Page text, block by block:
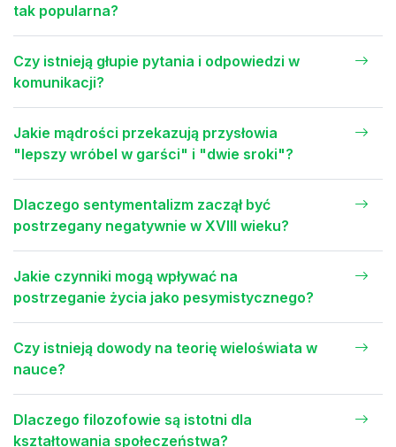
tak popularna?
Czy istnieją głupie pytania i odpowiedzi w
komunikacji?
Jakie mądrości przekazują przysłowia
"lepszy wróbel w garści" i "dwie sroki"?
Dlaczego sentymentalizm zaczął być
postrzegany negatywnie w XVIII wieku?
Jakie czynniki mogą wpływać na
postrzeganie życia jako pesymistycznego?
Czy istnieją dowody na teorię wieloświata w
nauce?
Dlaczego filozofowie są istotni dla
kształtowania społeczeństwa?